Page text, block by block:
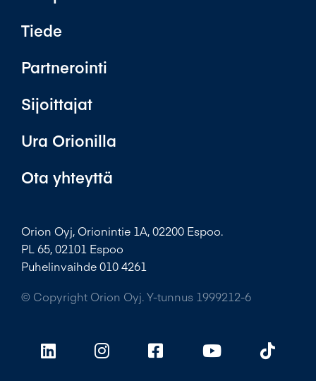
Tiede
Partnerointi
Sijoittajat
Ura Orionilla
Ota yhteyttä
Orion Oyj, Orionintie 1A, 02200 Espoo.
PL 65, 02101 Espoo
Puhelinvaihde 010 4261
© Copyright Orion Oyj. Y-tunnus 1999212-6